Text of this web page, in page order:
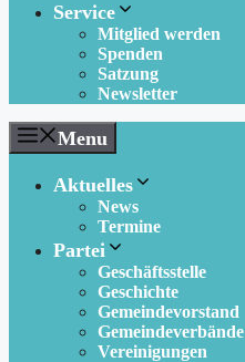
Service
Mitglied werden
Spenden
Satzung
Newsletter
Menu
Aktuelles
News
Termine
Partei
Geschäftsstelle
Geschichte
Gemeindevorstand
Gemeindeverbände
Vereinigungen